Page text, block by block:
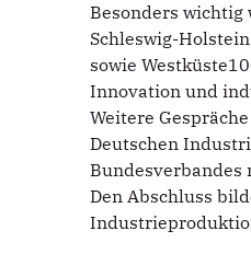
Besonders wichtig
Schleswig-
sowie
Innovation und
Weitere
Deutschen
Bundesverbandes
Den Abschluss